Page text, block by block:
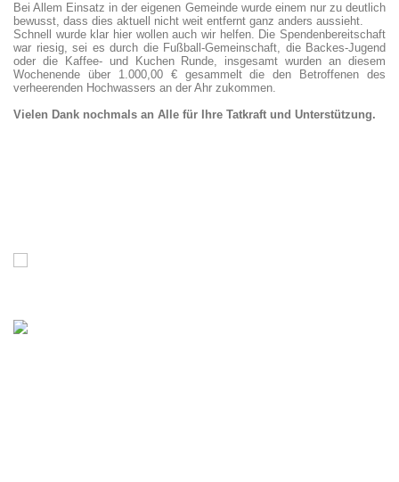
Bei Allem Einsatz in der eigenen Gemeinde wurde einem nur zu deutlich
bewusst, dass dies aktuell nicht weit entfernt ganz anders aussieht.
Schnell wurde klar hier wollen auch wir helfen. Die Spendenbereitschaft
war riesig, sei es durch die Fußball-Gemeinschaft, die Backes-Jugend
oder die Kaffee- und Kuchen Runde, insgesamt wurden an diesem
Wochenende über 1.000,00 € gesammelt die den Betroffenen des
verheerenden Hochwassers an der Ahr zukommen.
Vielen Dank nochmals an Alle für Ihre Tatkraft und Unterstützung.